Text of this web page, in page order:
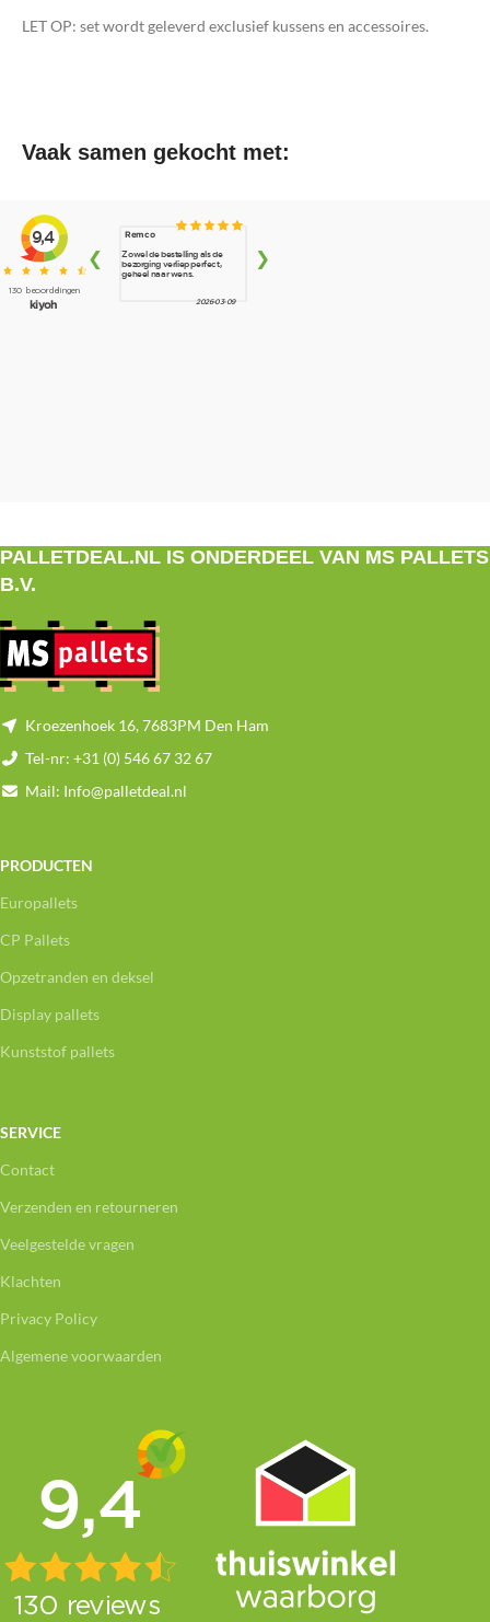
LET OP: set wordt geleverd exclusief kussens en accessoires.
Vaak samen gekocht met:
PALLETDEAL.NL IS ONDERDEEL VAN MS PALLETS
B.V.
Kroezenhoek 16, 7683PM Den Ham
Tel-nr: +31 (0) 546 67 32 67
Mail: Info@palletdeal.nl
PRODUCTEN
Europallets
CP Pallets
Opzetranden en deksel
Display pallets
Kunststof pallets
SERVICE
Contact
Verzenden en retourneren
Veelgestelde vragen
Klachten
Privacy Policy
Algemene voorwaarden